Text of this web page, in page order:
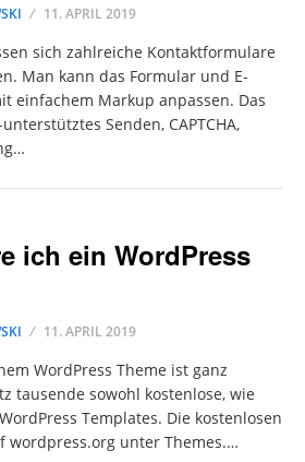
11. APRIL 2019
sich zahlreiche Kontaktformulare
Man kann das Formular und E-
einfachem Markup anpassen. Das
Senden, CAPTCHA,
ich ein WordPress
11. APRIL 2019
WordPress Theme ist ganz
tausende sowohl kostenlose, wie
Templates. Die kostenlosen
unter Themes.…